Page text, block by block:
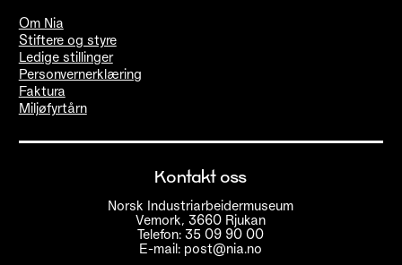
Om Nia
Stiftere og styre
Ledige stillinger
Personvernerklæring
Faktura
Miljøfyrtårn
Kontakt oss
Norsk Industriarbeidermuseum
Vemork, 3660 Rjukan
Telefon: 35 09 90 00
E-mail: post@nia.no